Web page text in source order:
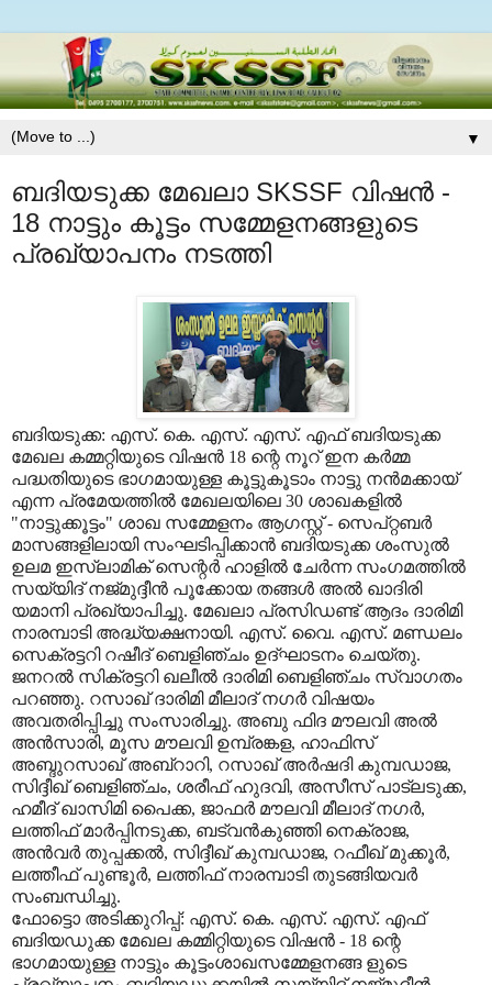
▼
ബദിയടുക്ക മേഖലാ SKSSF വിഷൻ -
18 നാട്ടും കൂട്ടം സമ്മേളനങ്ങളുടെ
പ്രഖ്യാപനം നടത്തി
ബദിയടുക്ക: എസ്. കെ. എസ്. എസ്. എഫ് ബദിയടുക്ക
മേഖല കമ്മറ്റിയുടെ വിഷൻ 18 ന്റെ നൂറ് ഇന കർമ്മ
പദ്ധതിയുടെ ഭാഗമായുള്ള കൂട്ടുകൂടാം നാട്ടു നൻമക്കായ്
എന്ന പ്രമേയത്തിൽ മേഖലയിലെ 30 ശാഖകളിൽ
"നാട്ടുക്കൂട്ടം" ശാഖ സമ്മേളനം ആഗസ്റ്റ് - സെപ്റ്റബർ
മാസങ്ങളിലായി സംഘടിപ്പിക്കാൻ ബദിയടുക്ക ശംസുൽ
ഉലമ ഇസ്ലാമിക് സെന്റർ ഹാളിൽ ചേർന്ന സംഗമത്തിൽ
സയ്യിദ് നജ്മുദ്ദീൻ പൂക്കോയ തങ്ങൾ അൽ ഖാദിരി
യമാനി പ്രഖ്യാപിച്ചു. മേഖലാ പ്രസിഡണ്ട് ആദം ദാരിമി
നാരമ്പാടി അദ്ധ്യക്ഷനായി. എസ്. വൈ. എസ്. മണ്ഡലം
സെക്രട്ടറി റഷീദ് ബെളിഞ്ചം ഉദ്ഘാടനം ചെയ്തു.
ജനറൽ സിക്രട്ടറി ഖലീൽ ദാരിമി ബെളിഞ്ചം സ്വാഗതം
പറഞ്ഞു. റസാഖ് ദാരിമി മീലാദ് നഗർ വിഷയം
അവതരിപ്പിച്ചു സംസാരിച്ചു. അബു ഫിദ മൗലവി അൽ
അൻസാരി, മൂസ മൗലവി ഉമ്പ്രങ്കള, ഹാഫിസ്
അബ്ദുറസാഖ് അബ്റാറി, റസാഖ് അർഷദി കുമ്പഡാജ,
സിദ്ദീഖ് ബെളിഞ്ചം, ശരീഫ് ഹുദവി, അസീസ് പാട്ലടുക്ക,
ഹമീദ് ഖാസിമി പൈക്ക, ജാഫർ മൗലവി മീലാദ് നഗർ,
ലത്തിഫ് മാർപ്പിനടുക്ക, ബട്വൻകുഞ്ഞി നെക്രാജ,
അൻവർ തുപ്പക്കൽ, സിദ്ദീഖ് കുമ്പഡാജ, റഫീഖ് മുക്കൂർ,
ലത്തീഫ് പുണ്ടൂർ, ലത്തിഫ് നാരമ്പാടി തുടങ്ങിയവർ
സംബന്ധിച്ചു.
ഫോട്ടൊ അടിക്കുറിപ്പ്: എസ്. കെ. എസ്. എസ്. എഫ്
ബദിയഡുക്ക മേഖല കമ്മിറ്റിയുടെ വിഷൻ - 18 ന്റെ
ഭാഗമായുള്ള നാട്ടും കൂട്ടംശാഖസമ്മേളനങ്ങ ളുടെ